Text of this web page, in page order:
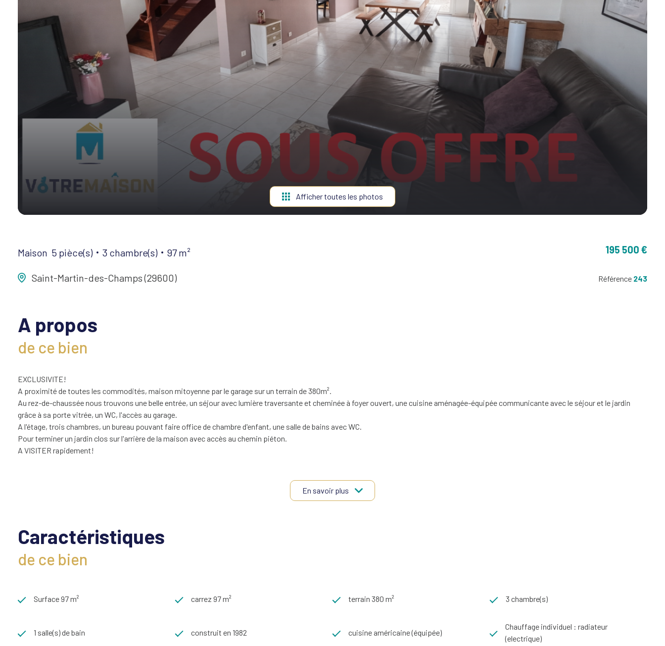
Afficher toutes les photos
Maison 5 pièce(s) 3 chambre(s) 97 m²
Saint-Martin-des-Champs (29600)
195 500 €
Référence 243
A propos
de ce bien
EXCLUSIVITE!
A proximité de toutes les commodités, maison mitoyenne par le garage sur un terrain de 380m².
Au rez-de-chaussée nous trouvons une belle entrée, un séjour avec lumière traversante et cheminée à foyer ouvert, une cuisine aménagée-équipée communicante avec le séjour et le jardin
grâce à sa porte vitrée, un WC, l'accès au garage.
A l'étage, trois chambres, un bureau pouvant faire office de chambre d'enfant, une salle de bains avec WC.
Pour terminer un jardin clos sur l'arrière de la maison avec accès au chemin piéton.
A VISITER rapidement!
Les informations sur les risques auxquels ce bien est exposé sont disponibles sur le siteEn savoir plus
Caractéristiques
de ce bien
Surface 97 m² carrez 97 m² terrain 380 m² 3 chambre(s)
1 salle(s) de bain construit en 1982 cuisine américaine (équipée)
Chauffage individuel : radiateur
(electrique)